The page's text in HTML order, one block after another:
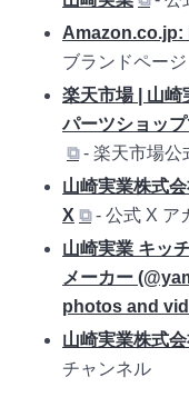
Amazon.co.jp:
ブランドページ
楽天市場 | 山崎
パーツショッ
⧉- 楽天市場公
山崎実業株式
X ⧉- 公式 X ア
山崎実業 キッ
メーカー
photos and
山崎実業株式
チャンネル